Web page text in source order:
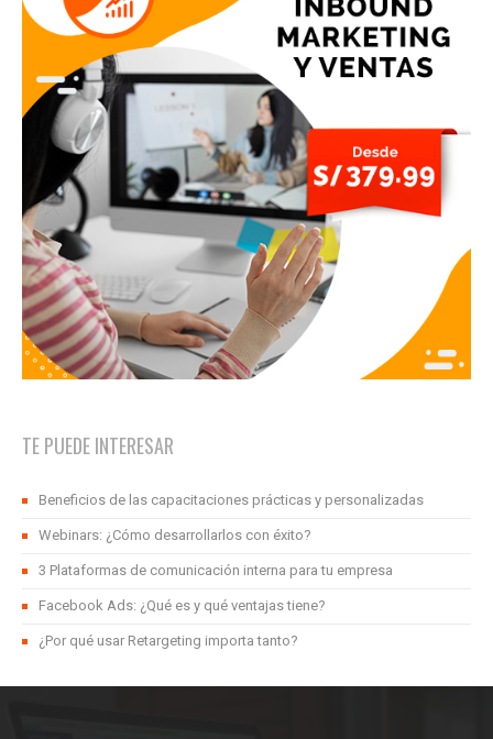
TE PUEDE INTERESAR
Beneficios de las capacitaciones prácticas y personalizadas
Webinars: ¿Cómo desarrollarlos con éxito?
3 Plataformas de comunicación interna para tu empresa
Facebook Ads: ¿Qué es y qué ventajas tiene?
¿Por qué usar Retargeting importa tanto?